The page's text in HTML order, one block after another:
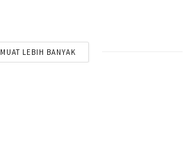
MUAT LEBIH BANYAK